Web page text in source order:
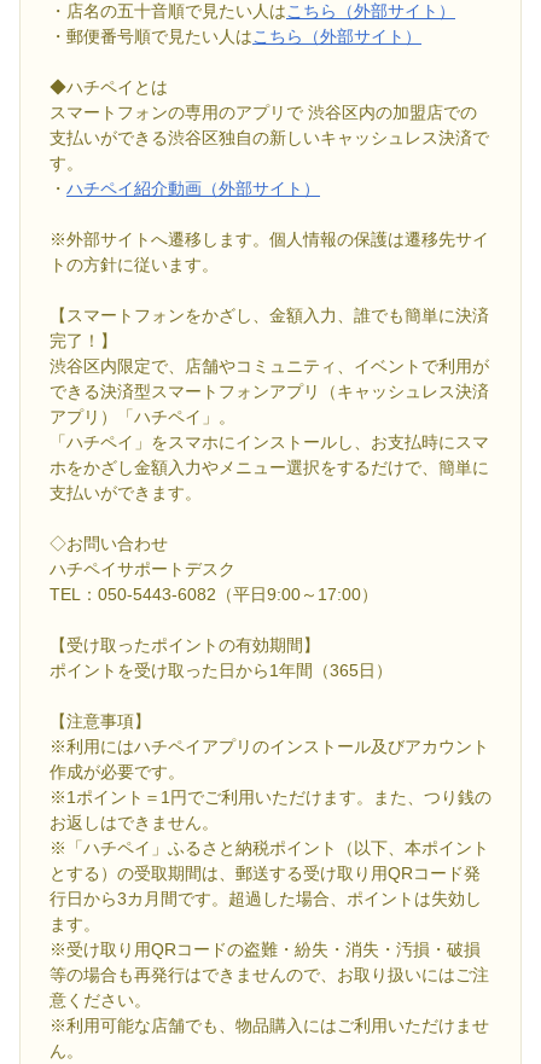
・店名の五十音順で見たい人はこちら（外部サイト）
・郵便番号順で見たい人はこちら（外部サイト）
◆ハチペイとは
スマートフォンの専用のアプリで 渋谷区内の加盟店での
支払いができる渋谷区独自の新しいキャッシュレス決済で
す。
・ ハチペイ紹介動画（外部サイト）
※外部サイトへ遷移します。個人情報の保護は遷移先サイ
トの方針に従います。
【スマートフォンをかざし、金額入力、誰でも簡単に決済
完了！】
渋谷区内限定で、店舗やコミュニティ、イベントで利用が
できる決済型スマートフォンアプリ（キャッシュレス決済
アプリ）「ハチペイ」。
「ハチペイ」をスマホにインストールし、お支払時にスマ
ホをかざし金額入力やメニュー選択をするだけで、簡単に
支払いができます。
◇お問い合わせ
ハチペイサポートデスク
TEL：050-5443-6082（平日9:00～17:00）
【受け取ったポイントの有効期間】
ポイントを受け取った日から1年間（365日）
【注意事項】
※利用にはハチペイアプリのインストール及びアカウント
作成が必要です。
※1ポイント＝1円でご利用いただけます。また、つり銭の
お返しはできません。
※「ハチペイ」ふるさと納税ポイント（以下、本ポイント
とする）の受取期間は、郵送する受け取り用QRコード発
行日から3カ月間です。超過した場合、ポイントは失効し
ます。
※受け取り用QRコードの盗難・紛失・消失・汚損・破損
等の場合も再発行はできませんので、お取り扱いにはご注
意ください。
※利用可能な店舗でも、物品購入にはご利用いただけませ
ん。